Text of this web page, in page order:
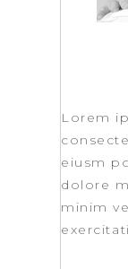
Lorem
eiusm
dolore
minim